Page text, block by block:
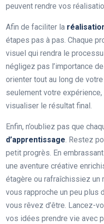
peuvent rendre vos
Afin de faciliter la
étapes pas à pas. Chaque
visuel qui rendra le
négligez pas l’importance
orienter tout au long de
seulement votre
visualiser le résultat final.
Enfin, n’oubliez pas que
d’apprentissage. Restez
petit progrès. En
une aventure créative
étagère ou rafraîchissiez un
vous rapproche un peu plus
vous rêvez d’être. Lancez-
vos idées prendre vie avec